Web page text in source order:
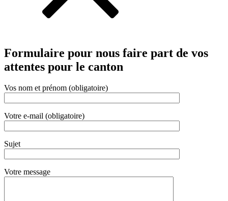
Formulaire pour nous faire part de vos
attentes pour le canton
Vos nom et prénom (obligatoire)
Votre e-mail (obligatoire)
Sujet
Votre message